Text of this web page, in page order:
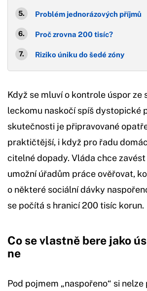
Problém jednorázových příjmů
Proč zrovna 200 tisíc?
Riziko úniku do šedé zóny
Když se mluví o kontrole úspor ze
leckomu naskočí spíš dystopické
skutečnosti je připravované
praktičtější, i když pro řadu
citelné dopady. Vláda chce
umožní úřadům práce ověřovat,
o některé sociální dávky
se počítá s hranicí 200 tisíc korun.
Co se vlastně bere jako
ne
Pod pojmem „naspořeno“ si